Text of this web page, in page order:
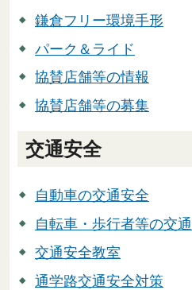
鎌倉フリー環境手形
パーク＆ライド
協賛店舗等の情報
協賛店舗等の募集
交通安全
自動車の交通安全
自転車・歩行者等の交
交通安全教室
通学路交通安全対策